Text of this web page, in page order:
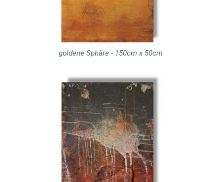
goldene Sphäre - 150cm x 50cm